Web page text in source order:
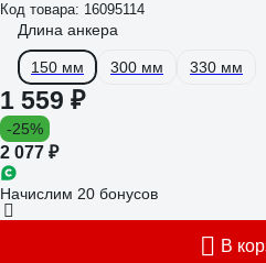
Код товара: 16095114
Длина анкера
150 мм 300 мм 330 мм
1 559 ₽
-25%
2 077 ₽
Начислим 20 бонусов
В